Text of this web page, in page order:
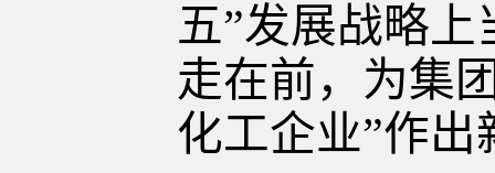
五”发展战略
走在前，为集
化工企业”作出